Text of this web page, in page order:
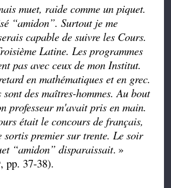
muet, raide comme un piquet.
“amidon”. Surtout je me
capable de suivre les Cours.
Latine. Les programmes
pas avec ceux de mon Institut.
en mathématiques et en grec.
des maîtres-hommes. Au bout
professeur m'avait pris en main.
était le concours de français,
sortis premier sur trente. Le soir
“amidon” disparaissait. »
, pp. 37-38).